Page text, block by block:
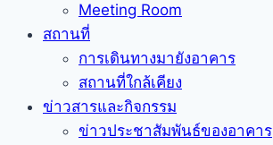
Meeting Room
สถานที่
การเดินทางมายังอาคาร
สถานที่ใกล้เคียง
ข่าวสารและกิจกรรม
ข่าวประชาสัมพันธ์ของอาคาร